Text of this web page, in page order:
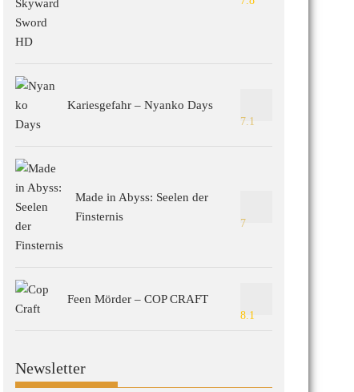
Kariesgefahr – Nyanko Days
7.1
Made in Abyss: Seelen der
Finsternis
7
Feen Mörder – COP CRAFT
8.1
Newsletter